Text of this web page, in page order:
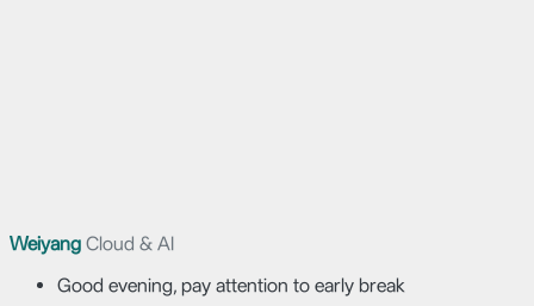
Weiyang Cloud & AI
Good evening, pay attention to early break